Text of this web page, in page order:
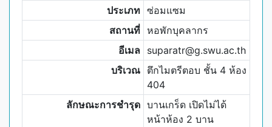
ประเภท ซ่อมแซม
สถานที่ หอพักบุคลากร
อีเมล suparatr@g.swu.ac.th
บริเวณ ตึกไมตรีตอบ ชั้น 4 ห้อง
404
ลักษณะการชำรุด บานเกร็ด เปิดไม่ได้
หน้าห้อง 2 บาน